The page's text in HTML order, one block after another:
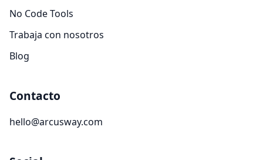
No Code Tools
Trabaja con nosotros
Blog
Contacto
hello@arcusway.com